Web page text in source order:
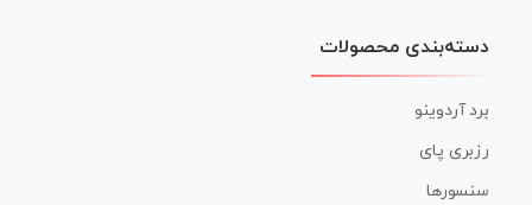
دسته‌بندی محصولات
برد آردوینو
رزبری پای
سنسورها